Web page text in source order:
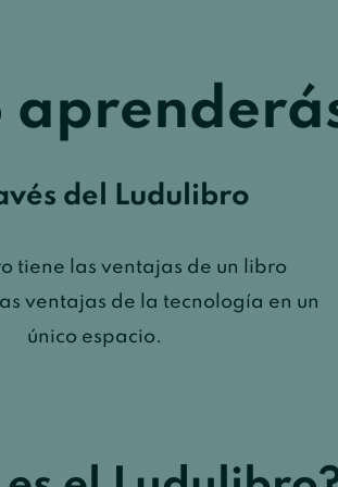
del Ludulibro
tiene las ventajas de un libro
ventajas de la tecnología en un
único espacio.